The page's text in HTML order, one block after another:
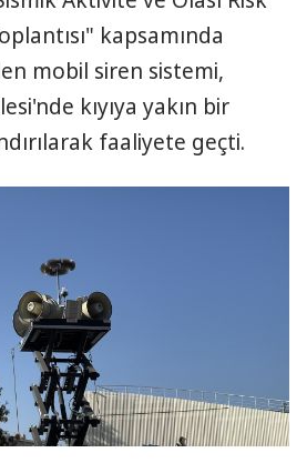
kapsamında
mobil siren sistemi,
kıyıya yakın bir
faaliyete geçti.